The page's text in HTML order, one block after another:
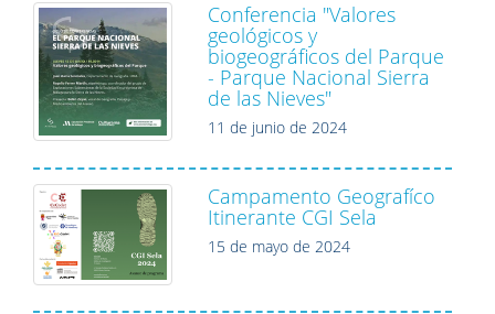
Conferencia "Valores
geológicos y
biogeográficos del Parque
- Parque Nacional Sierra
de las Nieves"
11 de junio de 2024
Campamento Geografíco
Itinerante CGI Sela
15 de mayo de 2024